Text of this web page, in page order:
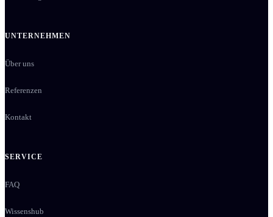
UNTERNEHMEN
Über uns
Referenzen
Kontakt
SERVICE
FAQ
Wissenshub